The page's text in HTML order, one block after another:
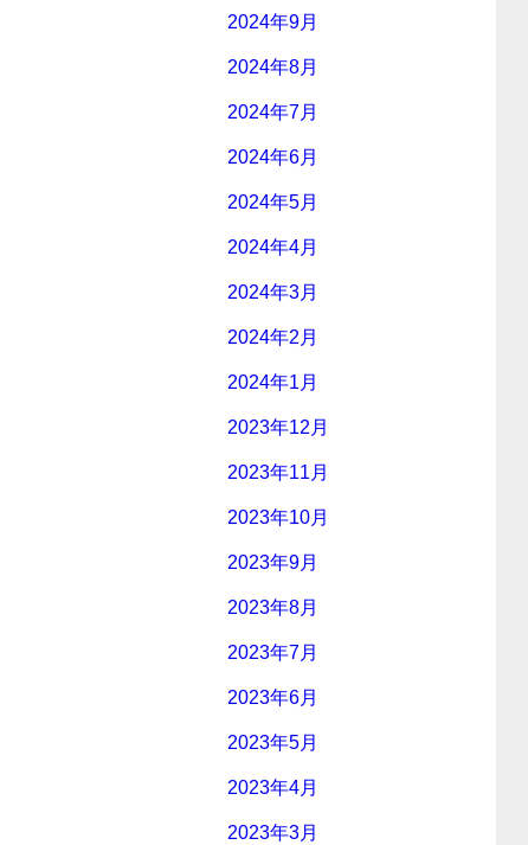
2024年9月
2024年8月
2024年7月
2024年6月
2024年5月
2024年4月
2024年3月
2024年2月
2024年1月
2023年12月
2023年11月
2023年10月
2023年9月
2023年8月
2023年7月
2023年6月
2023年5月
2023年4月
2023年3月